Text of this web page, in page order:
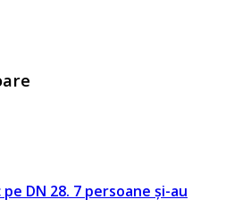
DN 28. 7 persoane și-au